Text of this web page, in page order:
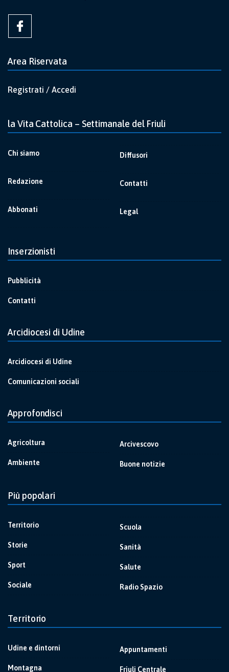
Area Riservata
Registrati / Accedi
la Vita Cattolica – Settimanale del Friuli
Chi siamo
Redazione
Abbonati
Diffusori
Contatti
Legal
Inserzionisti
Pubblicità
Contatti
Arcidiocesi di Udine
Arcidiocesi di Udine
Comunicazioni sociali
Approfondisci
Agricoltura
Ambiente
Arcivescovo
Buone notizie
Più popolari
Territorio
Storie
Sport
Sociale
Scuola
Sanità
Salute
Radio Spazio
Territorio
Udine e dintorni
Montagna
Appuntamenti
Friuli Centrale